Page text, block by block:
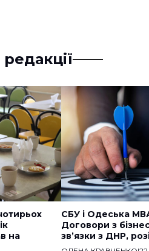
на
СБУ і Одеська
Договори з
звʼязки з ДНР,